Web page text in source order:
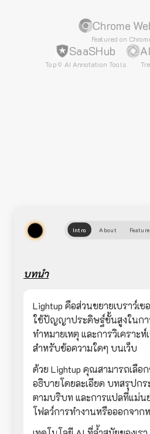
Chrome
Featured on
SaaSHub
Top 9 AI Annotation Tools
Intro About
บทนำ
Lightup คือส่วนขยายเบราว์เ
ใช้ปัญญาประดิษฐ์ขั้นสูงในกา
ทำหมายเหตุ และการวิเคราะ
สำหรับข้อความใดๆ บนเว็บ
ด้วย Lightup คุณสามารถเลือ
อธิบายโดยละเอียด บทสรุปกร
ตามบริบท และการแปลที่แม่น
โฟลว์การทำงานหรือออกจาก